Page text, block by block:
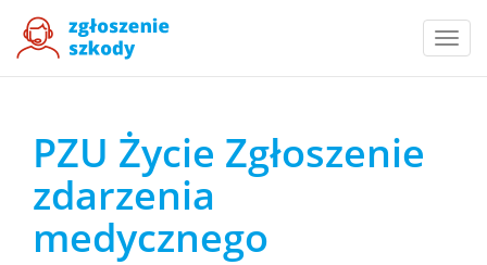
PZU Życie Zgłoszenie
zdarzenia
medycznego